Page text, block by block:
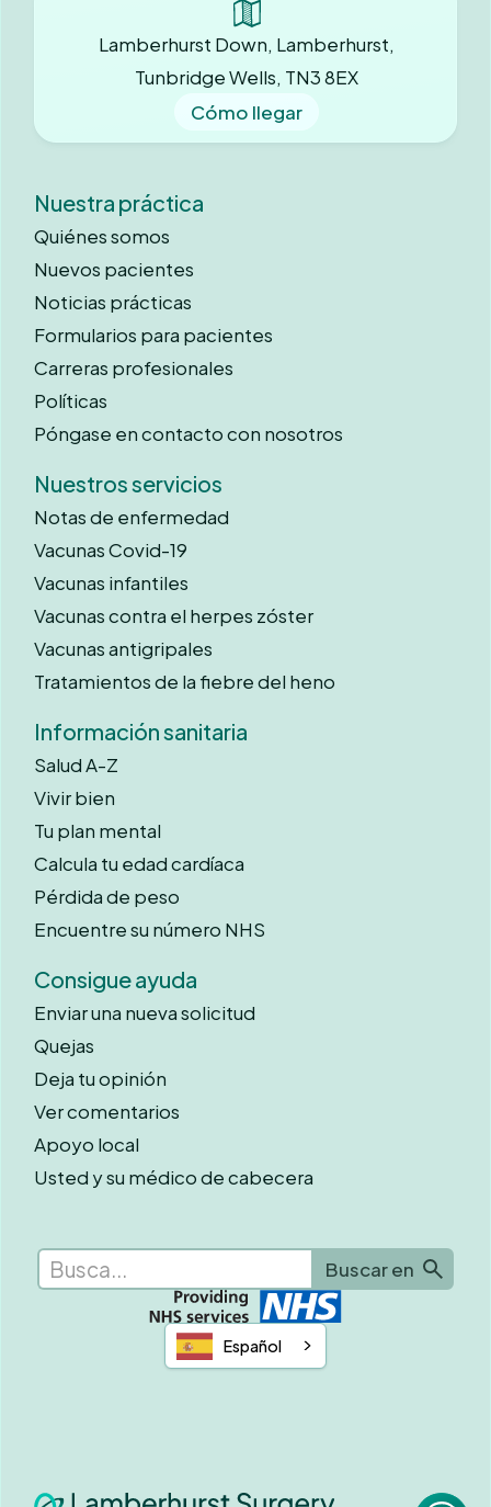
Lamberhurst Down, Lamberhurst,
Tunbridge Wells, TN3 8EX
Cómo llegar
Nuestra práctica
Quiénes somos
Nuevos pacientes
Noticias prácticas
Formularios para pacientes
Carreras profesionales
Políticas
Póngase en contacto con nosotros
Nuestros servicios
Notas de enfermedad
Vacunas Covid-19
Vacunas infantiles
Vacunas contra el herpes zóster
Vacunas antigripales
Tratamientos de la fiebre del heno
Información sanitaria
Salud A-Z
Vivir bien
Tu plan mental
Calcula tu edad cardíaca
Pérdida de peso
Encuentre su número NHS
Consigue ayuda
Enviar una nueva solicitud
Quejas
Deja tu opinión
Ver comentarios
Apoyo local
Usted y su médico de cabecera
Español